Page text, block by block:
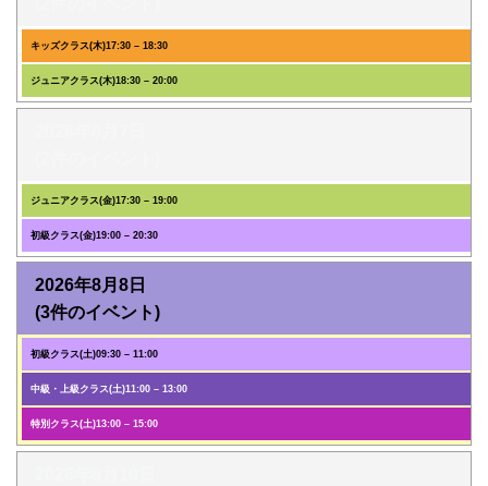
キッズクラス(木)17:30 – 18:30
ジュニアクラス(木)18:30 – 20:00
ジュニアクラス(金)17:30 – 19:00
初級クラス(金)19:00 – 20:30
2026年8月8日
(3件のイベント)
初級クラス(土)09:30 – 11:00
中級・上級クラス(土)11:00 – 13:00
特別クラス(土)13:00 – 15:00